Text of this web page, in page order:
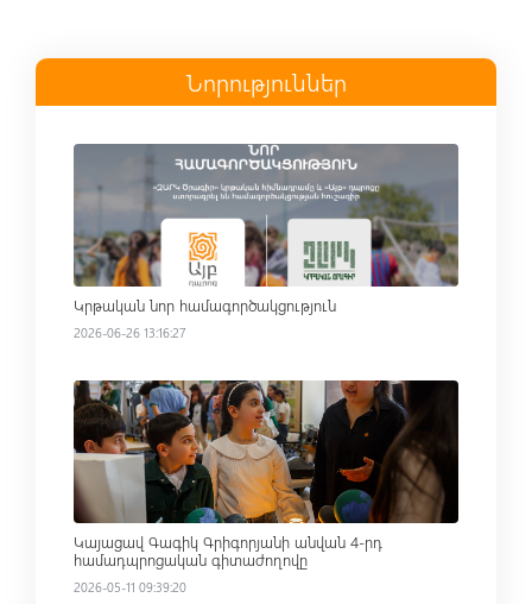
Նորություններ
Read more
Կրթական նոր համագործակցություն
2026-06-26 13:16:27
Read more
Կայացավ Գագիկ Գրիգորյանի անվան 4-րդ
համադպրոցական գիտաժողովը
2026-05-11 09:39:20